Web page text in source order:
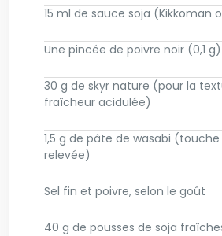
15 ml de sauce soja (Kikkoman
Une pincée de poivre noir (0,1 g)
30 g de skyr nature (pour la
fraîcheur acidulée)
1,5 g de pâte de wasabi
relevée)
Sel fin et poivre, selon le goût
40 g de pousses de soja